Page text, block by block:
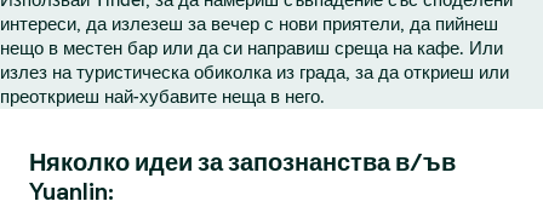
интереси, да излезеш за вечер с нови приятели, да пийнеш
нещо в местен бар или да си направиш среща на кафе. Или
излез на туристическа обиколка из града, за да откриеш или
преоткриеш най-хубавите неща в него.
Няколко идеи за запознанства в/ъв
Yuanlin: